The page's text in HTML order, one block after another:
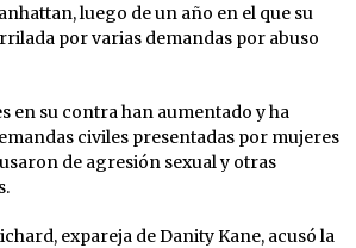
luego de un año en el que su
por varias demandas por abuso
en su contra han aumentado y ha
civiles presentadas por mujeres
de agresión sexual y otras
expareja de Danity Kane, acusó la